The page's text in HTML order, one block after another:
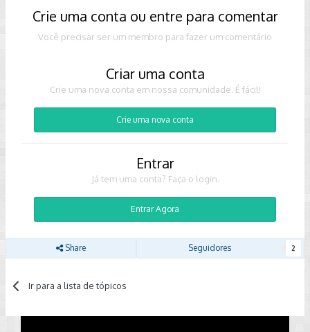
Crie uma conta ou entre para comentar
Você precisar ser um membro para fazer um comentário
Criar uma conta
Crie uma nova conta em nossa comunidade. É fácil!
Crie uma nova conta
Entrar
Já tem uma conta? Faça o login.
Entrar Agora
Share Seguidores 2
Ir para a lista de tópicos